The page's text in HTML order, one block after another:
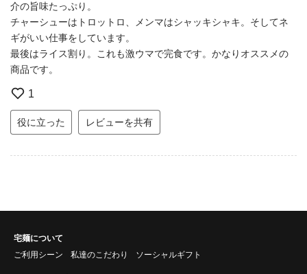
介の旨味たっぷり。
チャーシューはトロットロ、メンマはシャッキシャキ。そしてネ
ギがいい仕事をしています。
最後はライス割り。これも激ウマで完食です。かなりオススメの
商品です。
1
役に立った レビューを共有
宅麺について
ご利用シーン
私達のこだわり ソーシャルギフト